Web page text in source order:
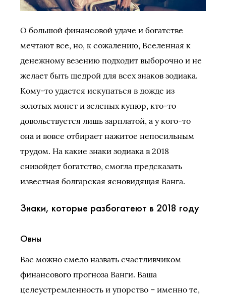
О большой финансовой удаче и богатстве
мечтают все, но, к сожалению, Вселенная к
денежному везению подходит выборочно и не
желает быть щедрой для всех знаков зодиака.
Кому-то удается искупаться в дожде из
золотых монет и зеленых купюр, кто-то
довольствуется лишь зарплатой, а у кого-то
она и вовсе отбирает нажитое непосильным
трудом. На какие знаки зодиака в 2018
снизойдет богатство, смогла предсказать
известная болгарская ясновидящая Ванга.
Знаки, которые разбогатеют в 2018 году
Овны
Вас можно смело назвать счастливчиком
финансового прогноза Ванги. Ваша
целеустремленность и упорство – именно те,